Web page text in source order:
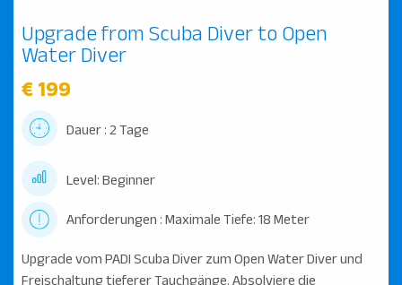
Upgrade from Scuba Diver to Open
Water Diver
€ 199
Dauer : 2 Tage
Level: Beginner
Anforderungen : Maximale Tiefe: 18 Meter
Upgrade vom PADI Scuba Diver zum Open Water Diver und
Freischaltung tieferer Tauchgänge. Absolviere die